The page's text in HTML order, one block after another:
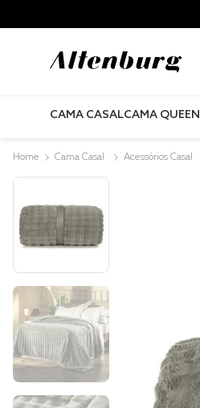
CAMA CASALCAMA QUEEN
Cama Casal Acessórios Casal